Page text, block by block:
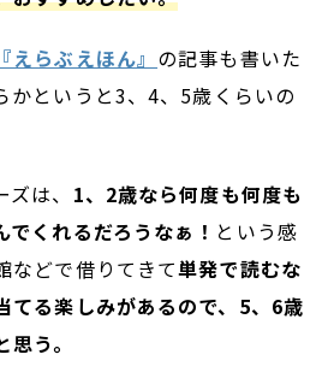
『えらぶえほん』 の記事も書いた
かというと3、4、5歳くらいの
は、 1、2歳なら何度も何度も
くれるだろうなぁ！ という感
などで借りてきて単発で読むな
てる楽しみがあるので、5、6歳
う。